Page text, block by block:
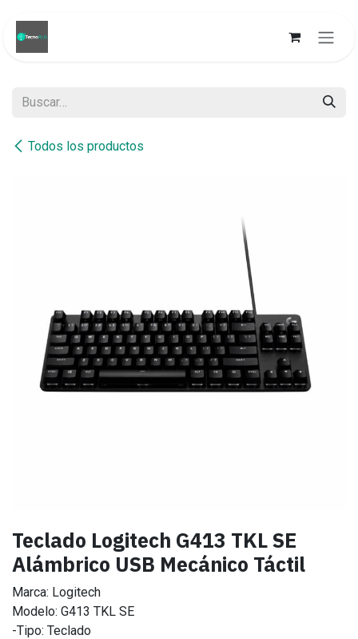
Todos los productos
Teclado Logitech G413 TKL SE
Alámbrico USB Mecánico Táctil
Marca: Logitech
Modelo: G413 TKL SE
-Tipo: Teclado